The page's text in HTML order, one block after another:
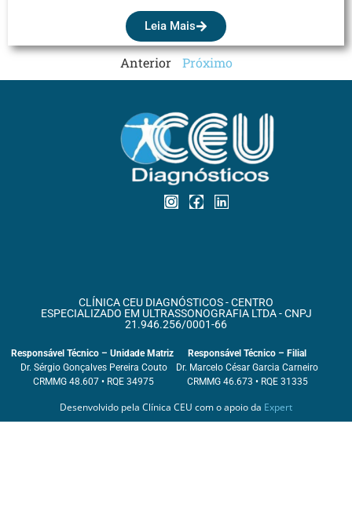
Leia Mais
Anterior Próximo
CLÍNICA CEU DIAGNÓSTICOS - CENTRO
ESPECIALIZADO EM ULTRASSONOGRAFIA LTDA - CNPJ
21.946.256/0001-66
Responsável Técnico – Unidade Matriz
Dr. Sérgio Gonçalves Pereira Couto
CRMMG 48.607 • RQE 34975
Responsável Técnico – Filial
Dr. Marcelo César Garcia Carneiro
CRMMG 46.673 • RQE 31335
Desenvolvido pela Clínica CEU com o apoio da Expert